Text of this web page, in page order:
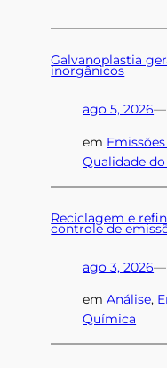
Galvanoplastia
inorgânicos
ago 5, 2026—
em
Qualidade
Reciclagem e
controle de
ago 3, 2026—
emAnálise,
Química